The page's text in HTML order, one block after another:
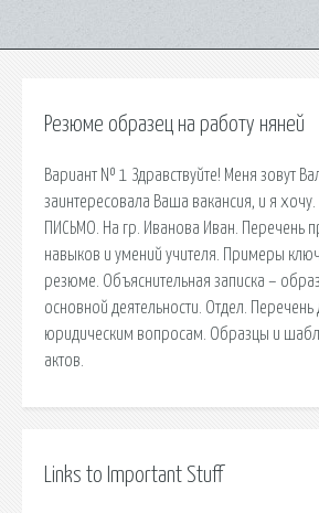
Резюме образец на работу няней
Вариант № 1 Здравствуйте! Меня зовут
заинтересовала Ваша вакансия, и я
ПИСЬМО. На гр. Иванова Иван. Перечень
навыков и умений учителя. Примеры
резюме. Объяснительная записка –
основной деятельности. Отдел.
юридическим вопросам. Образцы и
актов.
Links to Important Stuff